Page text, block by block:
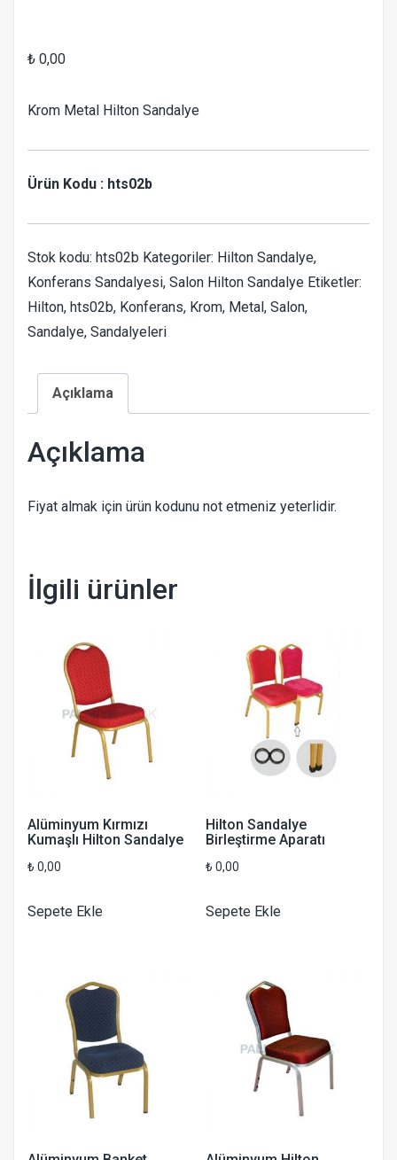
₺ 0,00
Krom Metal Hilton Sandalye
Ürün Kodu : hts02b
Stok kodu: hts02b Kategoriler: Hilton Sandalye,
Konferans Sandalyesi, Salon Hilton Sandalye Etiketler:
Hilton, hts02b, Konferans, Krom, Metal , Salon,
Sandalye, Sandalyeleri
Açıklama
Açıklama
Fiyat almak için ürün kodunu not etmeniz yeterlidir.
İlgili ürünler
Alüminyum Kırmızı
Kumaşlı Hilton Sandalye
₺ 0,00
Sepete Ekle
Hilton Sandalye
Birleştirme Aparatı
₺ 0,00
Sepete Ekle